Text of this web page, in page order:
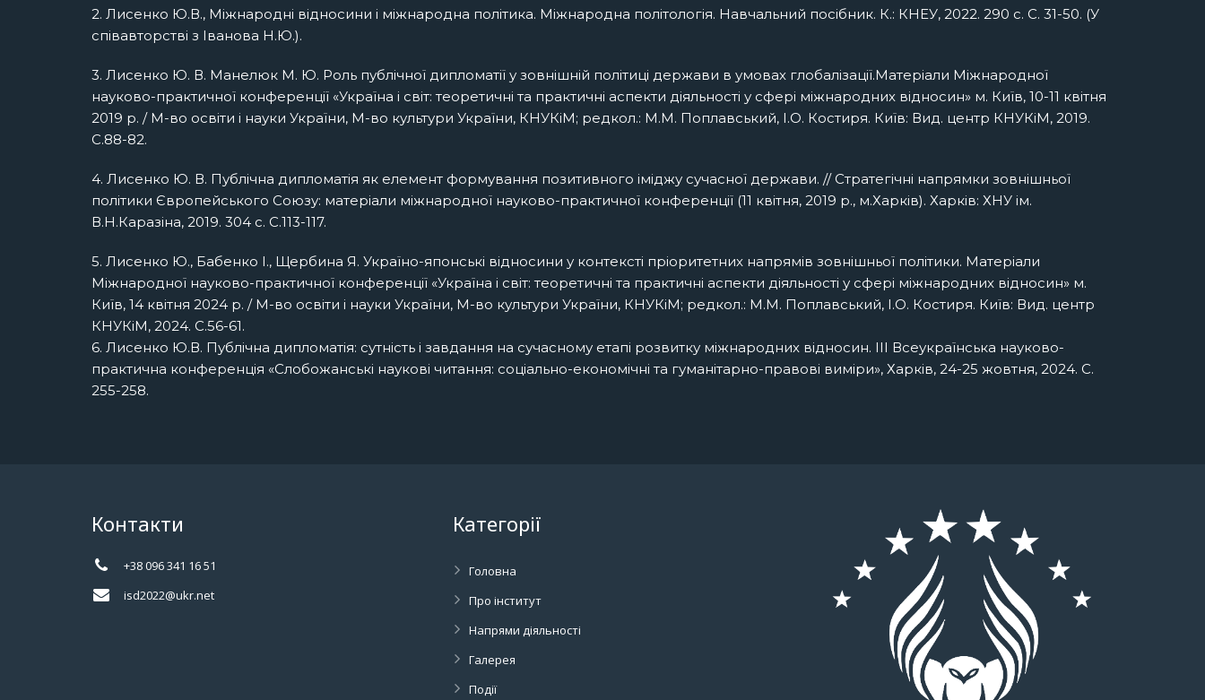
2. Лисенко Ю.В., Міжнародні відносини і міжнародна політика. Міжнародна політологія. Навчальний посібник. К.: КНЕУ, 2022. 290 с. С. 31-50. (У
співавторстві з Іванова Н.Ю.).
3. Лисенко Ю. В. Манелюк М. Ю. Роль публічної дипломатії у зовнішній політиці держави в умовах глобалізації.Матеріали Міжнародної
науково-практичної конференції «Україна і світ: теоретичні та практичні аспекти діяльності у сфері міжнародних відносин» м. Київ, 10-11 квітня
2019 р. / М-во освіти і науки України, М-во культури України, КНУКіМ; редкол.: М.М. Поплавський, І.О. Костиря. Київ: Вид. центр КНУКіМ, 2019.
С.88-82.
4. Лисенко Ю. В. Публічна дипломатія як елемент формування позитивного іміджу сучасної держави. // Стратегічні напрямки зовнішньої
політики Європейського Союзу: матеріали міжнародної науково-практичної конференції (11 квітня, 2019 р., м.Харків). Харків: ХНУ ім.
В.Н.Каразіна, 2019. 304 с. С.113-117.
5. Лисенко Ю., Бабенко І., Щербина Я. Україно-японські відносини у контексті пріоритетних напрямів зовнішньої політики. Матеріали
Міжнародної науково-практичної конференції «Україна і світ: теоретичні та практичні аспекти діяльності у сфері міжнародних відносин» м.
Київ, 14 квітня 2024 р. / М-во освіти і науки України, М-во культури України, КНУКіМ; редкол.: М.М. Поплавський, І.О. Костиря. Київ: Вид. центр
КНУКіМ, 2024. С.56-61.
6. Лисенко Ю.В. Публічна дипломатія: сутність і завдання на сучасному етапі розвитку міжнародних відносин. ІІІ Всеукраїнська науково-
практична конференція «Слобожанські наукові читання: соціально-економічні та гуманітарно-правові виміри», Харків, 24-25 жовтня, 2024. С.
255-258.
Контакти
+38 096 341 16 51
isd2022@ukr.net
Категорії
Головна
Про інститут
Напрями діяльності
Галерея
Події